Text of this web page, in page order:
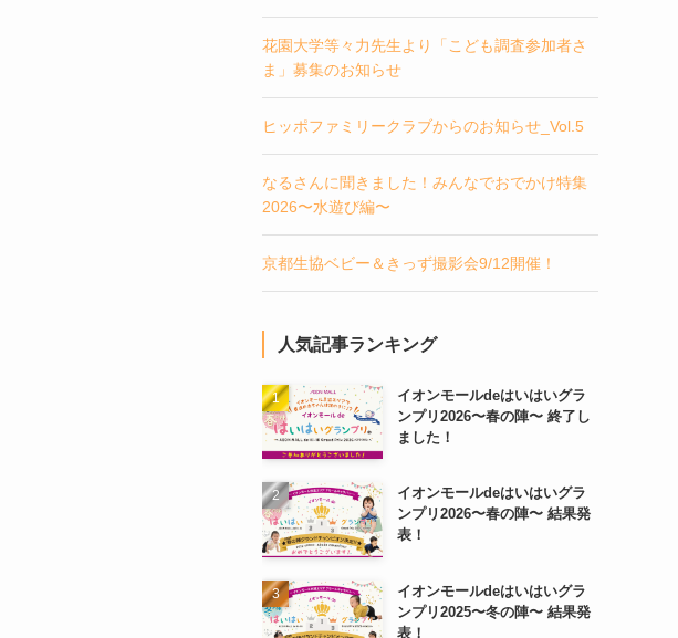
花園大学等々力先生より「こども調査参加者さ
ま」募集のお知らせ
ヒッポファミリークラブからのお知らせ_Vol.5
なるさんに聞きました！みんなでおでかけ特集
2026〜水遊び編〜
京都生協ベビー＆きっず撮影会9/12開催！
人気記事ランキング
イオンモールdeはいはいグラ
ンプリ2026〜春の陣〜 終了し
ました！
イオンモールdeはいはいグラ
ンプリ2026〜春の陣〜 結果発
表！
イオンモールdeはいはいグラ
ンプリ2025〜冬の陣〜 結果発
表！